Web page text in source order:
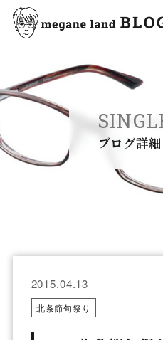
ブログ詳細
2015.04.13
北条節句祭り